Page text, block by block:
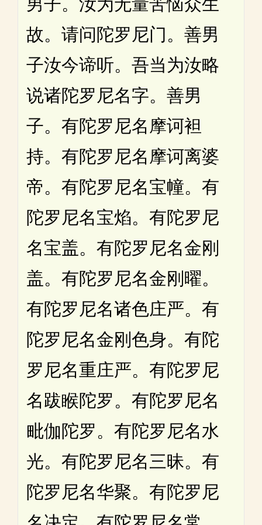
故。请问陀罗尼门。善男
子汝今谛听。吾当为汝略
说诸陀罗尼名字。善男
子。有陀罗尼名摩诃袒
持。有陀罗尼名摩诃离婆
帝。有陀罗尼名宝幢。有
陀罗尼名宝焰。有陀罗尼
名宝盖。有陀罗尼名金刚
盖。有陀罗尼名金刚曜。
有陀罗尼名诸色庄严。有
陀罗尼名金刚色身。有陀
罗尼名重庄严。有陀罗尼
名跋睺陀罗。有陀罗尼名
毗伽陀罗。有陀罗尼名水
光。有陀罗尼名三昧。有
陀罗尼名华聚。有陀罗尼